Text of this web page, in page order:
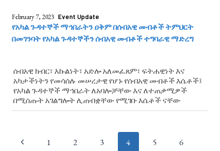
February 7, 2023 Event Update
የአካል ጉዳተኞች ማኅበራትን ዐቅም በሰብአዊ መብቶች ትምህርት
በመገንባት የአካል ጉዳተኞችን ሰብአዊ መብቶች ተግባራዊ ማድረግ
ሰብአዊ ክብር፣ እኩልነት፣ አድሎ አለመፈጸም፣ ፍትሐዊነት እና
አካታችነትን የመሳሰሉ መሠረታዊ የሆኑ የሰብአዊ መብቶች እሴቶች፤
የአካል ጉዳተኞች ማኅበራት ለአባሎቻቸው እና ለተጠቃሚዎች
በሚሰጡት አገልግሎት ሊጠብቋቸው የሚገቡ እሴቶች ናቸው
Page
1 2 3 4 5
6